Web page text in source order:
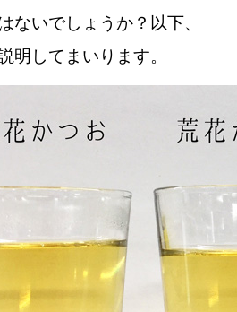
ないでしょうか？以下、
明してまいります。